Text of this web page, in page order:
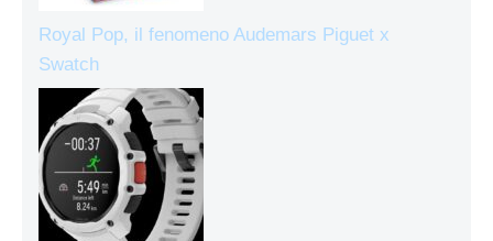
Royal Pop, il fenomeno Audemars Piguet x
Swatch